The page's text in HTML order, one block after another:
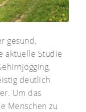
gesund,
aktuelle Studie
deutlich
Um das
Menschen zu